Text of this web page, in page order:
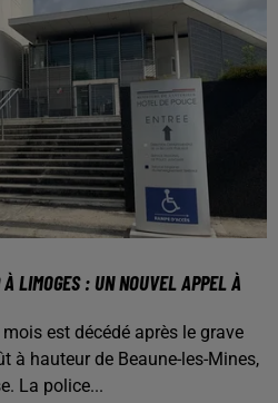
LIMOGES : UN NOUVEL APPEL À
est décédé après le grave
à hauteur de Beaune-les-Mines,
La police...